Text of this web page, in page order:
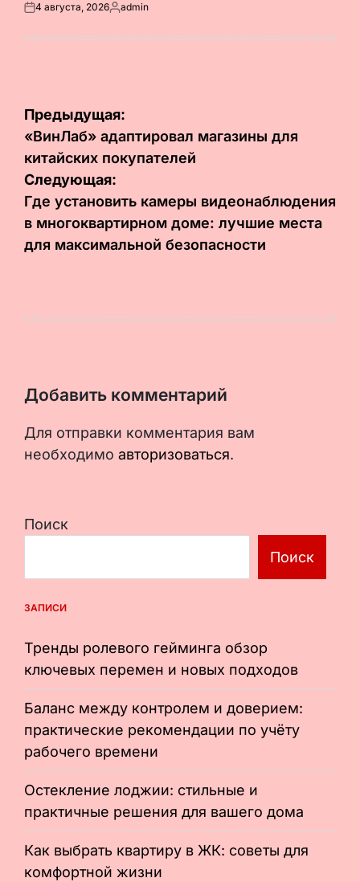
Опубликовано
4 августа, 2026Запись
admin
Навигация
по
записям
Предыдущая:
«ВинЛаб» адаптировал магазины для
китайских покупателей
Следующая:
Где установить камеры видеонаблюдения
в многоквартирном доме: лучшие места
для максимальной безопасности
Добавить комментарий
Для отправки комментария вам
необходимо авторизоваться.
Поиск
Поиск
ЗАПИСИ
Тренды ролевого гейминга обзор
ключевых перемен и новых подходов
Баланс между контролем и доверием:
практические рекомендации по учёту
рабочего времени
Остекление лоджии: стильные и
практичные решения для вашего дома
Как выбрать квартиру в ЖК: советы для
комфортной жизни